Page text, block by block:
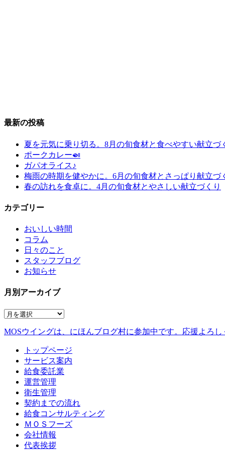
最新の投稿
夏を元気に乗り切る。8月の旬食材と食べやすい献立づ
ポークカレー🍛
ガパオライス♪
梅雨の時期を健やかに。6月の旬食材とさっぱり献立づ
春の訪れを食卓に。4月の旬食材とやさしい献立づくり
カテゴリー
おいしい時間
コラム
日々のこと
スタッフブログ
お知らせ
月別アーカイブ
MOSウイングは、にほんブログ村に参加中です。 応援よろし
トップページ
サービス案内
給食委託業
運営管理
衛生管理
契約までの流れ
給食コンサルティング
ＭＯＳフーズ
会社情報
代表挨拶